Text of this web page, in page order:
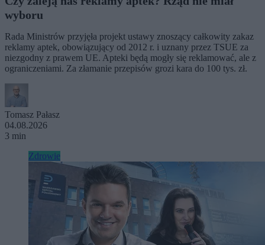
wyboru
Rada Ministrów przyjęła projekt ustawy znoszący całkowity zakaz
reklamy aptek, obowiązujący od 2012 r. i uznany przez TSUE za
niezgodny z prawem UE. Apteki będą mogły się reklamować, ale z
ograniczeniami. Za złamanie przepisów grozi kara do 100 tys. zł.
Tomasz Pałasz
04.08.2026
3 min
Zdrowie